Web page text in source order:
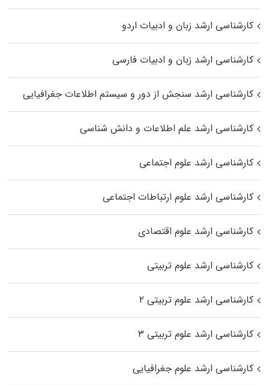
کارشناسی ارشد زبان و ادبیات اردو
کارشناسی ارشد زبان و ادبیات فارسی
کارشناسی ارشد سنجش از دور و سیستم اطلاعات جغرافیایی
کارشناسی ارشد علم اطلاعات و دانش شناسی
کارشناسی ارشد علوم اجتماعی
کارشناسی ارشد علوم ارتباطات اجتماعی
کارشناسی ارشد علوم اقتصادی
کارشناسی ارشد علوم تربیتی
کارشناسی ارشد علوم تربیتی ۲
کارشناسی ارشد علوم تربیتی ۳
کارشناسی ارشد علوم جغرافیایی